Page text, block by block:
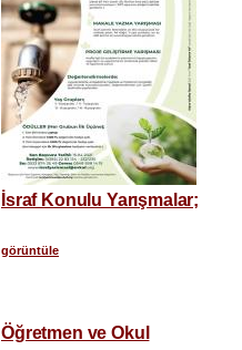
İsraf Konulu Yarışmalar;
görüntüle
Öğretmen ve Okul